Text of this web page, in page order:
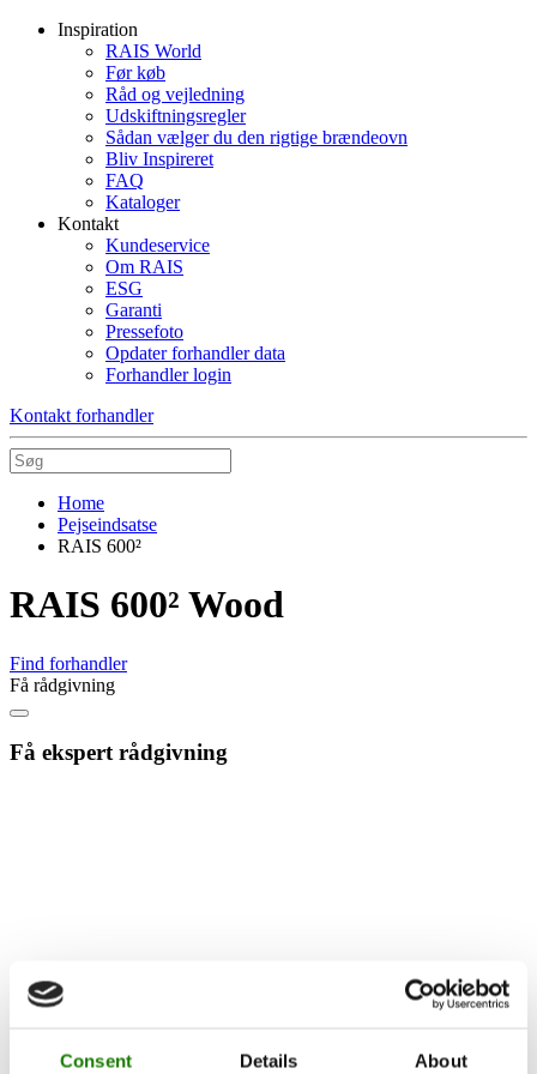
Consent Details About
Inspiration
RAIS World
Før køb
Råd og vejledning
Udskiftningsregler
Sådan vælger du den rigtige brændeovn
Bliv Inspireret
FAQ
Kataloger
Kontakt
Kundeservice
Om RAIS
ESG
Garanti
Pressefoto
Opdater forhandler data
Forhandler login
Kontakt forhandler
Home
Pejseindsatse
RAIS 600²
RAIS 600² Wood
Find forhandler
Få rådgivning
Få ekspert rådgivning